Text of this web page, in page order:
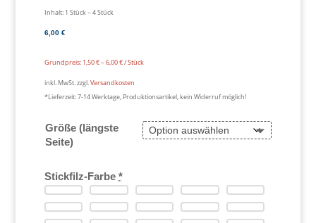
Inhalt: 1 Stück– 4Stück
6,00 €
Grundpreis: 1,50€– 6,00€/Stück
inkl. MwSt.zzgl.Versandkosten
*Lieferzeit:7-14 Werktage, Produktionsartikel, kein Widerruf möglich!
Größe (längste
Seite)
Stickfilz-Farbe *